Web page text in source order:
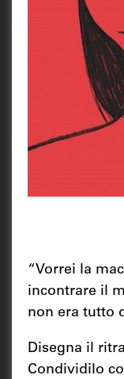
“Vorrei la
incontrare il
non era tutto
Disegna il
Condividilo